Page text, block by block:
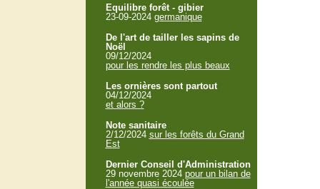
Equilibre forêt - gibier
23-09-2024 germanique
De l'art de tailler les sapins de
Noël
09/12/2024
pour les rendre les plus beaux
Les ornières sont partout
04/12/2024
et alors ?
Note sanitaire
2/12/2024 sur les forêts du Grand
Est
Dernier Conseil d'Administration
29 novembre 2024 pour un bilan de
l'année quasi écoulée